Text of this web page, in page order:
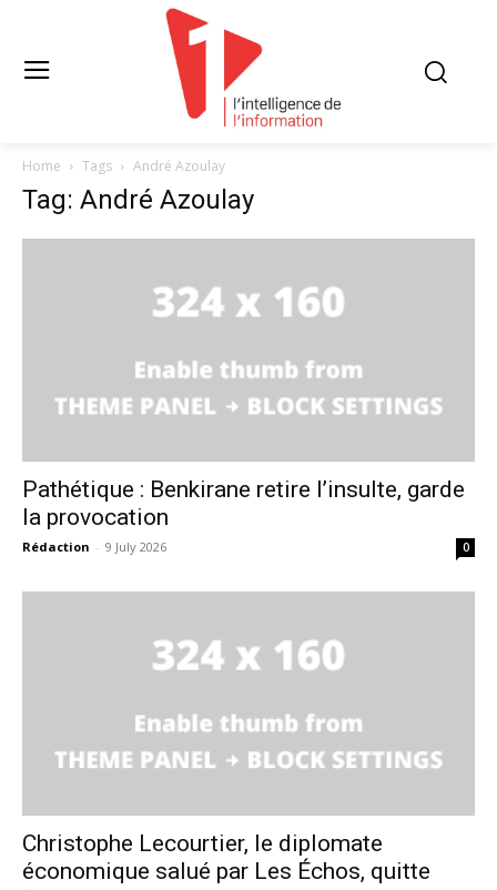
Home Tags André Azoulay
Tag: André Azoulay
Pathétique : Benkirane retire l’insulte, garde
la provocation
Rédaction - 9 July 2026 0
Christophe Lecourtier, le diplomate
économique salué par Les Échos, quitte